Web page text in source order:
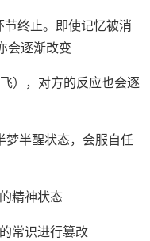
终止。即使记忆被消
会逐渐改变
），对方的反应也会逐
半醒状态，会服自任
精神状态
常识进行篡改